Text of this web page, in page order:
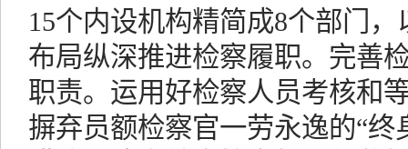
15个内设机构精简成8个部门
布局纵深推进检察履职。完善
职责。运用好检察人员考核和
摒弃员额检察官一劳永逸的“